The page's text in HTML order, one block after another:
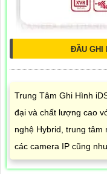
ĐẦU GHI
Trung Tâm Ghi Hình
đại và chất lượng cao
nghệ Hybrid, trung
các camera IP cũng